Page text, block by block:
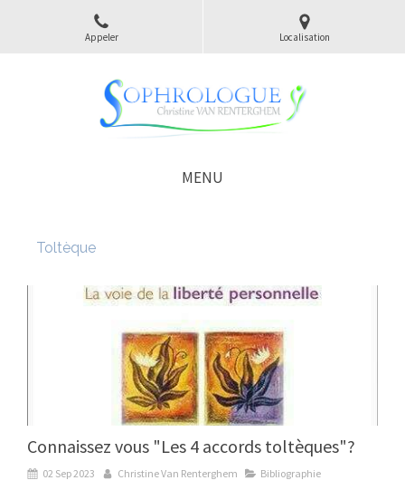
Appeler Localisation
MENU
Toltèque
Connaissez vous "Les 4 accords toltèques"?
02 Sep 2023 Christine Van Renterghem Bibliographie